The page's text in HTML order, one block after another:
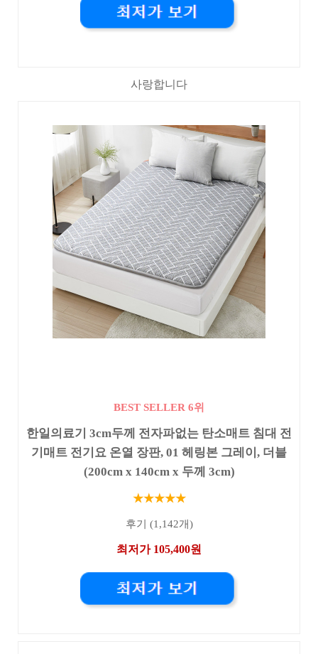
사랑합니다
BEST SELLER 6위
한일의료기 3cm두께 전자파없는 탄소매트 침대 전
기매트 전기요 온열 장판, 01 헤링본 그레이, 더블
(200cm x 140cm x 두께 3cm)
★★★★★
후기 (1,142개)
최저가 105,400원